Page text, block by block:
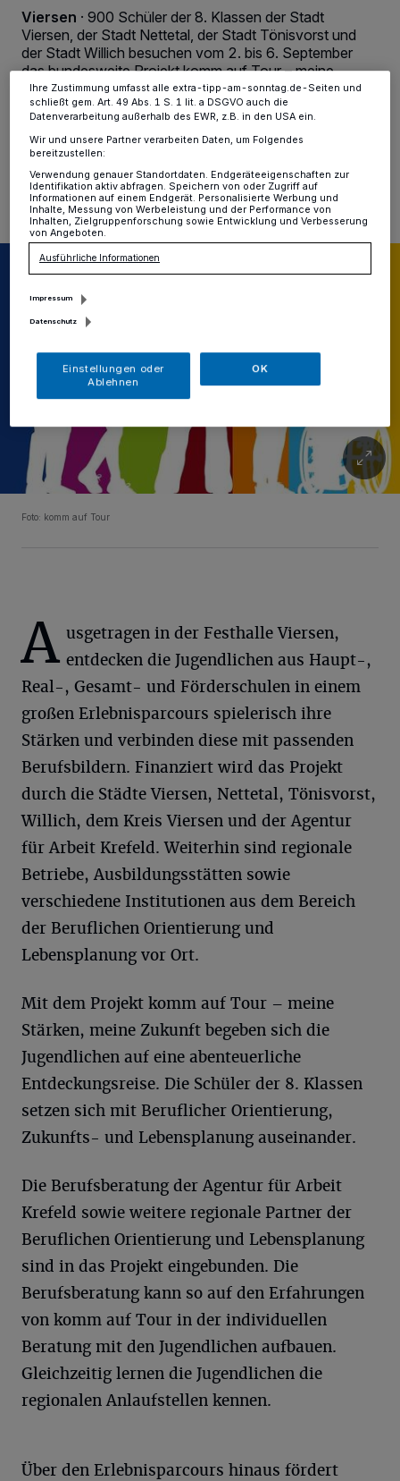
Viersen · 900 Schüler der 8. Klassen der Stadt
Viersen, der Stadt Nettetal, der Stadt Tönisvorst und
der Stadt Willich besuchen vom 2. bis 6. September
das bundesweite Projekt komm auf Tour – meine
Stärken, meine Zukunft.
Foto: komm auf Tour
A usgetragen in der Festhalle Viersen,
entdecken die Jugendlichen aus Haupt-,
Real-, Gesamt- und Förderschulen in einem
großen Erlebnisparcours spielerisch ihre
Stärken und verbinden diese mit passenden
Berufsbildern. Finanziert wird das Projekt
durch die Städte Viersen, Nettetal, Tönisvorst,
Willich, dem Kreis Viersen und der Agentur
für Arbeit Krefeld. Weiterhin sind regionale
Betriebe, Ausbildungsstätten sowie
verschiedene Institutionen aus dem Bereich
der Beruflichen Orientierung und
Lebensplanung vor Ort.
Mit dem Projekt komm auf Tour – meine
Stärken, meine Zukunft begeben sich die
Jugendlichen auf eine abenteuerliche
Entdeckungsreise. Die Schüler der 8. Klassen
setzen sich mit Beruflicher Orientierung,
Zukunfts- und Lebensplanung auseinander.
Die Berufsberatung der Agentur für Arbeit
Krefeld sowie weitere regionale Partner der
Beruflichen Orientierung und Lebensplanung
sind in das Projekt eingebunden. Die
Berufsberatung kann so auf den Erfahrungen
von komm auf Tour in der individuellen
Beratung mit den Jugendlichen aufbauen.
Gleichzeitig lernen die Jugendlichen die
regionalen Anlaufstellen kennen.
Über den Erlebnisparcours hinaus fördert
ändern oder Ihre Einwilligung zu widerrufen, indem Sie auf den Link
Einstellungen oder Ablehnen am unteren Rand der Webseite klicken.
Ihre Einstellungen gelten innerhalb unseres Website. Weitere
Informationen finden Sie in unserer Datenschutzerklärung.
Ihre Zustimmung umfasst alle extra-tipp-am-sonntag.de-Seiten und
schließt gem. Art. 49 Abs. 1 S. 1 lit. a DSGVO auch die
Datenverarbeitung außerhalb des EWR, z.B. in den USA ein.
Wir und unsere Partner verarbeiten Daten, um Folgendes
bereitzustellen:
Verwendung genauer Standortdaten. Endgeräteeigenschaften zur
Identifikation aktiv abfragen. Speichern von oder Zugriff auf
Informationen auf einem Endgerät. Personalisierte Werbung und
Inhalte, Messung von Werbeleistung und der Performance von
Inhalten, Zielgruppenforschung sowie Entwicklung und Verbesserung
von Angeboten.
Ausführliche Informationen
Impressum
Datenschutz
Einstellungen oder
Ablehnen
OK